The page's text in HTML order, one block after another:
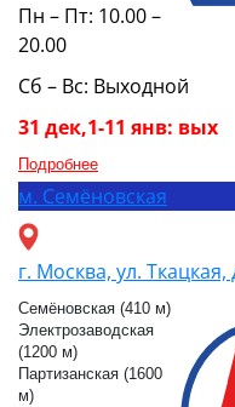
Пн – Пт: 10.00 –
20.00
Сб – Вс: Выходной
31 дек,1-11 янв: вых
Подробнее
м. Семёновская
г. Москва, ул. Ткацкая,
Семёновская (410 м)
Электрозаводская
(1200 м)
Партизанская (1600
м)